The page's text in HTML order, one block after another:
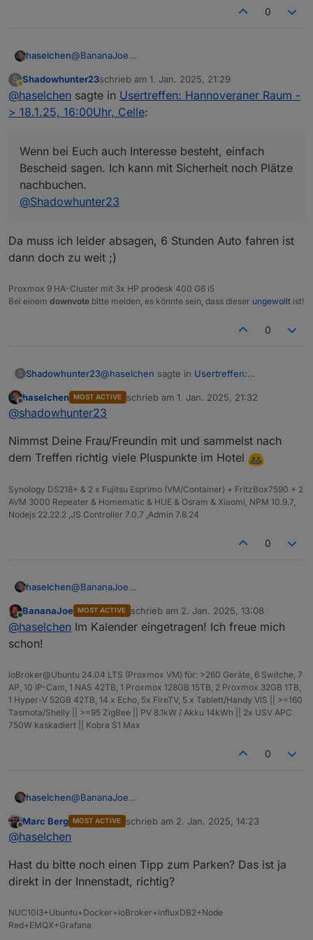
0
haselchen@BananaJoe
@Samson71
@wendy2702
Soooo, im Neuen Jahr zur späten Stunde noch eine
Info.
Die Location ist reserviert.
https://www.thaers.de/
Wenn bei Euch auch Interesse besteht, einfach
Bescheid sagen. Ich kann mit Sicherheit noch Plätze
@ Shadowhunter23
An alle Anderen... ich hoffe, dass passt alles so.
Es kann natürlich immer was dazwischen kommen,
dass ihr rechtzeitig Bescheid sagt.
Ich möchte auch beim ersten Treffen keine
Präsentation oder Vorträge machen oder sehen, ich
S
Abwesend
Shadowhunter23schrieb am 1. Jan. 2025, 21:29
zuletzt editiert von
@haselchen sagte in Usertreffen: Hannoveraner Raum -
> 18.1.25, 16:00Uhr, Celle:
Wenn bei Euch auch Interesse besteht, einfach
Bescheid sagen. Ich kann mit Sicherheit noch Plätze
nachbuchen.
@Shadowhunter23
Da muss ich leider absagen, 6 Stunden Auto fahren ist
dann doch zu weit ;)
Proxmox 9 HA-Cluster mit 3x HP prodesk 400 G6 i5
Bei einem downvote bitte melden, es könnte sein, dass dieser ungewollt ist!
0
S Shadowhunter23@haselchen sagte in Usertreffen:
Celle
Sicherheit noch Plätze nachbuchen.
@ Shadowhunter23
Da muss ich leider absagen, 6 Stunden Auto
fahren ist dann doch zu weit ;)
Offline
haselchen MOST ACTIVE schrieb am 1. Jan. 2025, 21:32
zuletzt editiert von
@shadowhunter23
Nimmst Deine Frau/Freundin mit und sammelst nach
dem Treffen richtig viele Pluspunkte im Hotel
Synology DS218+ & 2 x Fujitsu Esprimo (VM/Container) + FritzBox7590 + 2
AVM 3000 Repeater & Homematic & HUE & Osram & Xiaomi, NPM 10.9.7,
Nodejs 22.22.2 ,JS Controller 7.0.7 ,Admin 7.8.24
0
haselchen@BananaJoe
@Samson71
@wendy2702
Soooo, im Neuen Jahr zur späten Stunde noch eine
Info.
https://www.thaers.de/
Wenn bei Euch auch Interesse besteht, einfach
Online
BananaJoe MOST ACTIVE schrieb am 2. Jan. 2025, 13:08
zuletzt editiert von
@haselchen Im Kalender eingetragen! Ich freue mich
schon!
ioBroker@Ubuntu 24.04 LTS (Proxmox VM) für: >260 Geräte, 6 Switche, 7
AP, 10 IP-Cam, 1 NAS 42TB, 1 Proxmox 128GB 15TB, 2 Proxmox 32GB 1TB,
1 Hyper-V 52GB 42TB, 14 x Echo, 5x FireTV, 5 x Tablett/Handy VIS || >=160
Tasmota/Shelly || >=95 ZigBee || PV 8.1kW / Akku 14kWh || 2x USV APC
750W kaskadiert || Kobra S1 Max
0
haselchen@BananaJoe
@Samson71
Soooo, im Neuen Jahr zur späten Stunde noch eine
Offline
Marc Berg MOST ACTIVE schrieb am 2. Jan. 2025, 14:23
zuletzt editiert von
@haselchen
Hast du bitte noch einen Tipp zum Parken? Das ist ja
direkt in der Innenstadt, richtig?
NUC10I3+Ubuntu+Docker+ioBroker+influxDB2+Node
Red+EMQX+Grafana